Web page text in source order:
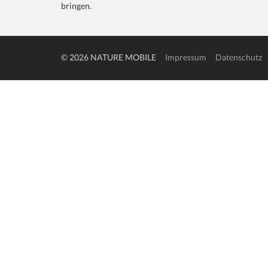
bringen.
© 2026 NATURE MOBILE Impressum Datenschutz